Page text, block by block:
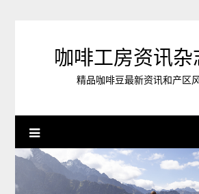
咖啡工房资讯杂
精品咖啡豆最新资讯和产区